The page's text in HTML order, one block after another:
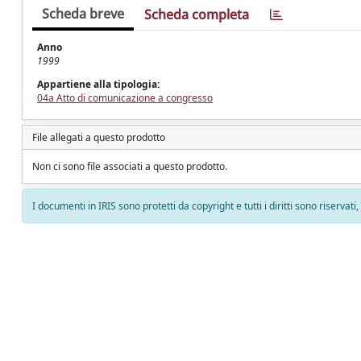
Scheda breve Scheda completa
Anno
1999
Appartiene alla tipologia:
04a Atto di comunicazione a congresso
File allegati a questo prodotto
Non ci sono file associati a questo prodotto.
I documenti in IRIS sono protetti da copyright e tutti i diritti sono